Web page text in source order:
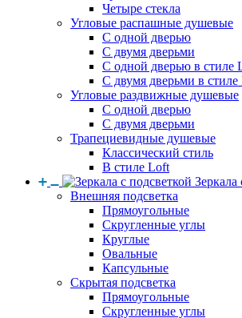
Четыре стекла
Угловые распашные душевые
С одной дверью
С двумя дверьми
С одной дверью в стиле
С двумя дверьми в
Угловые раздвижные душевые
С одной дверью
С двумя дверьми
Трапециевидные душевые
Классический стиль
В стиле Loft
Зеркала
Внешняя подсветка
Прямоугольные
Скругленные углы
Круглые
Овальные
Капсульные
Скрытая подсветка
Прямоугольные
Скругленные углы